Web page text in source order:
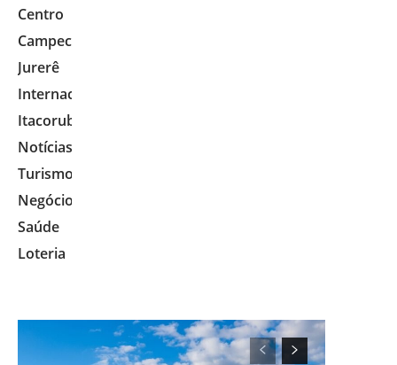
Centro
Campeche
Jurerê
Internacional
Itacorubi
Notícias
Turismo
Negócios
Saúde
Loteria